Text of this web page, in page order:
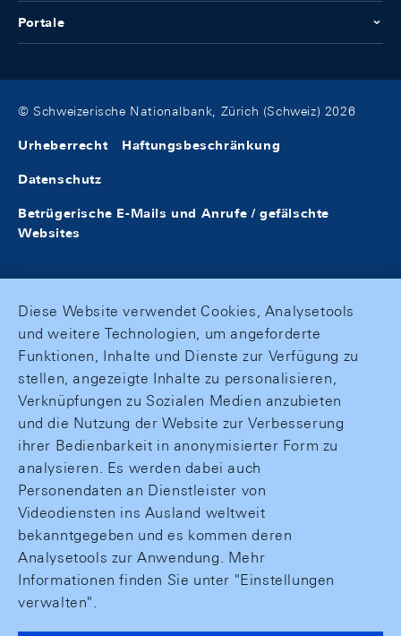
Portale
© Schweizerische Nationalbank, Zürich (Schweiz) 2026
Urheberrecht Haftungsbeschränkung
Datenschutz
Betrügerische E-Mails und Anrufe / gefälschte
Websites
Diese Website verwendet Cookies, Analysetools
und weitere Technologien, um angeforderte
Funktionen, Inhalte und Dienste zur Verfügung zu
stellen, angezeigte Inhalte zu personalisieren,
Verknüpfungen zu Sozialen Medien anzubieten
und die Nutzung der Website zur Verbesserung
ihrer Bedienbarkeit in anonymisierter Form zu
analysieren. Es werden dabei auch
Personendaten an Dienstleister von
Videodiensten ins Ausland weltweit
bekanntgegeben und es kommen deren
Analysetools zur Anwendung. Mehr
Informationen finden Sie unter "Einstellungen
verwalten".